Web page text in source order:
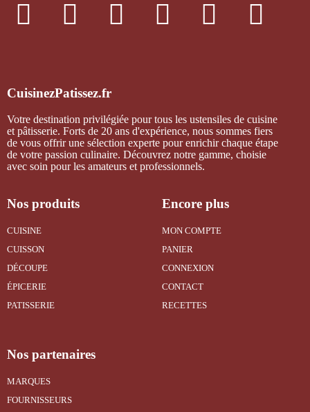
CuisinezPatissez.fr
Votre destination privilégiée pour tous les ustensiles de cuisine
et pâtisserie. Forts de 20 ans d'expérience, nous sommes fiers
de vous offrir une sélection experte pour enrichir chaque étape
de votre passion culinaire. Découvrez notre gamme, choisie
avec soin pour les amateurs et professionnels.
Nos produits
CUISINE
CUISSON
DÉCOUPE
ÉPICERIE
PATISSERIE
Encore plus
MON COMPTE
PANIER
CONNEXION
CONTACT
RECETTES
Nos partenaires
MARQUES
FOURNISSEURS